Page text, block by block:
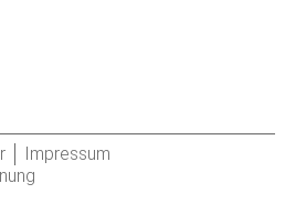
Impressum